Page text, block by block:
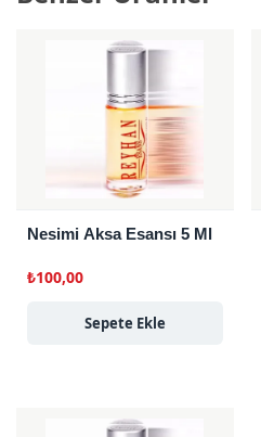
Nesimi Aksa Esansı 5 Ml
₺100,00
Sepete Ekle